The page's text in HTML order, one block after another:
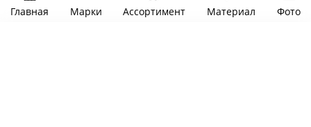
Главная Марки Ассортимент Материал Фото